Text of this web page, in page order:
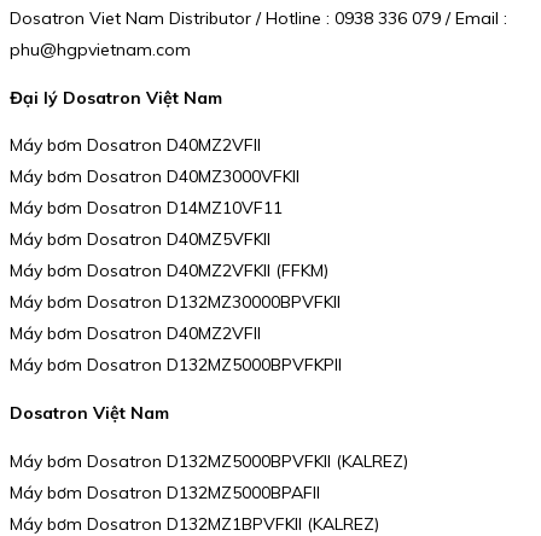
Dosatron Viet Nam Distributor / Hotline : 0938 336 079 / Email :
phu@hgpvietnam.com
Đại lý Dosatron Việt Nam
Máy bơm Dosatron D40MZ2VFII
Máy bơm Dosatron D40MZ3000VFKII
Máy bơm Dosatron D14MZ10VF11
Máy bơm Dosatron D40MZ5VFKII
Máy bơm Dosatron D40MZ2VFKII (FFKM)
Máy bơm Dosatron D132MZ30000BPVFKII
Máy bơm Dosatron D40MZ2VFII
Máy bơm Dosatron D132MZ5000BPVFKPII
Dosatron Việt Nam
Máy bơm Dosatron D132MZ5000BPVFKII (KALREZ)
Máy bơm Dosatron D132MZ5000BPAFII
Máy bơm Dosatron D132MZ1BPVFKII (KALREZ)